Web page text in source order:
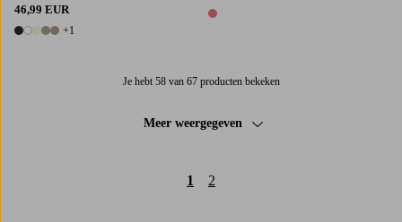
46,99 EUR
6 kleuren
+1
1 kleur
Je hebt 58 van 67 producten bekeken
Meer weergegeven
1 2